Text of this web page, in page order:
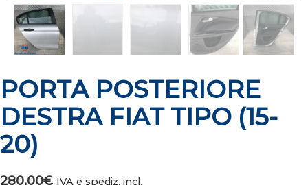
PORTA POSTERIORE
DESTRA FIAT TIPO (15-
20)
280,00€ IVA e spediz. incl.